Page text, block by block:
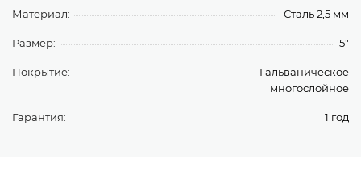
Материал: Сталь 2,5 мм
Размер: 5"
Покрытие:
Гальваническое
многослойное
Гарантия: 1 год